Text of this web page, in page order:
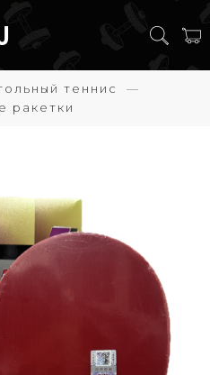
теннис
ракетки